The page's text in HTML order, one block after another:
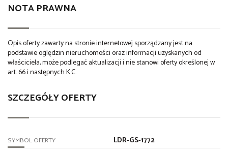
NOTA PRAWNA
Opis oferty zawarty na stronie internetowej sporządzany jest na
podstawie oględzin nieruchomości oraz informacji uzyskanych od
właściciela, może podlegać aktualizacji i nie stanowi oferty określonej w
art. 66 i następnych K.C.
SZCZEGÓŁY OFERTY
SYMBOL OFERTY LDR-GS-1772